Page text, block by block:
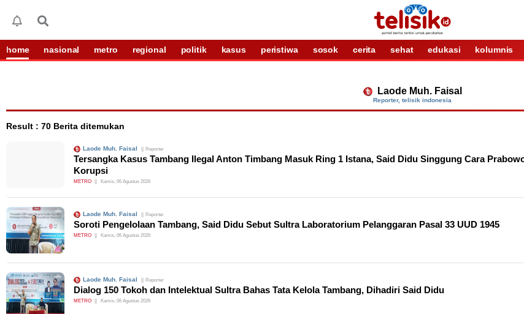
home nasional metro regional politik kasus peristiwa sosok cerita sehat edukasi kolumnis
Laode Muh. Faisal
Reporter, telisik indonesia
Result : 70 Berita ditemukan
Laode Muh. Faisal Reporter
Tersangka Kasus Tambang Ilegal Anton Timbang Masuk Ring 1 Istana, Said Didu Singgung Cara
Korupsi
METRO Kamis, 06 Agustus 2026
Laode Muh. Faisal Reporter
Soroti Pengelolaan Tambang, Said Didu Sebut Sultra Laboratorium Pelanggaran Pasal 33 UUD 1945
METRO Kamis, 06 Agustus 2026
Laode Muh. Faisal Reporter
Dialog 150 Tokoh dan Intelektual Sultra Bahas Tata Kelola Tambang, Dihadiri Said Didu
METRO Kamis, 06 Agustus 2026